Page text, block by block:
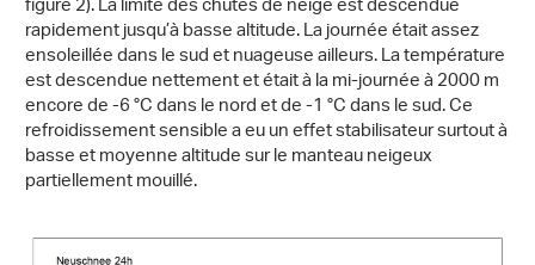
rapidement jusqu’à basse altitude. La journée était assez
ensoleillée dans le sud et nuageuse ailleurs. La température
est descendue nettement et était à la mi-journée à 2000 m
encore de -6 °C dans le nord et de -1 °C dans le sud. Ce
refroidissement sensible a eu un effet stabilisateur surtout à
basse et moyenne altitude sur le manteau neigeux
partiellement mouillé.